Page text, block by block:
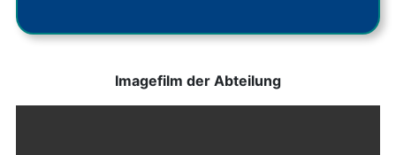
Imagefilm der Abteilung